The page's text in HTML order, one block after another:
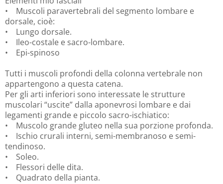
• Muscoli paravertebrali del segmento lombare e
dorsale, cioè:
• Lungo dorsale.
• Ileo-costale e sacro-lombare.
• Epi-spinoso
Tutti i muscoli profondi della colonna vertebrale non
appartengono a questa catena.
Per gli arti inferiori sono interessate le strutture
muscolari “uscite” dalla aponevrosi lombare e dai
legamenti grande e piccolo sacro-ischiatico:
• Muscolo grande gluteo nella sua porzione profonda.
• Ischio crurali interni, semi-membranoso e semi-
tendinoso.
• Soleo.
• Flessori delle dita.
• Quadrato della pianta.